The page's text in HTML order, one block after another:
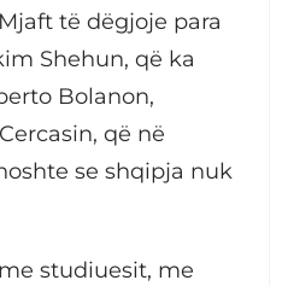
të dëgjoje para
Shehun, që ka
Bolanon,
që në
se shqipja nuk
studiuesit, me